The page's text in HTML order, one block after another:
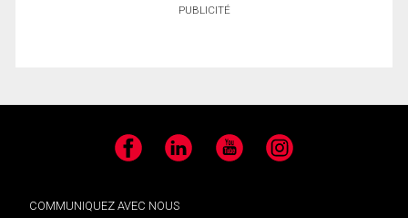
PUBLICITÉ
Facebook LinkedIn YouTube Instagram
COMMUNIQUEZ AVEC NOUS